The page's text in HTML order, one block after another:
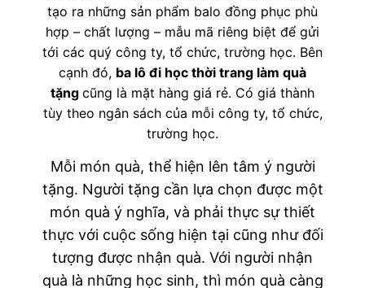
tạo ra những sản phẩm balo đồng phục phù
hợp – chất lượng – mẫu mã riêng biệt để gửi
tới các quý công ty, tổ chức, trường học. Bên
cạnh đó, ba lô đi học thời trang làm quà
tặng cũng là mặt hàng giá rẻ. Có giá thành
tùy theo ngân sách của mỗi công ty, tổ chức,
trường học.
Mỗi món quà, thể hiện lên tâm ý người
tặng. Người tặng cần lựa chọn được một
món quà ý nghĩa, và phải thực sự thiết
thực với cuộc sống hiện tại cũng như đối
tượng được nhận quà. Với người nhận
quà là những học sinh, thì món quà càng